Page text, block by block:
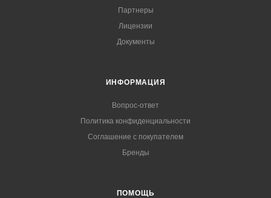
Партнеры
Лицензии
Документы
ИНФОРМАЦИЯ
Вопрос-ответ
Политика конфиденциальности
Соглашение с покупателем
Бренды
ПОМОЩЬ